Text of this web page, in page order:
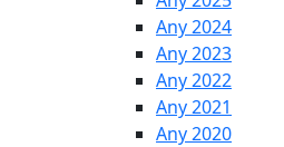
Any 2024
Any 2023
Any 2022
Any 2021
Any 2020